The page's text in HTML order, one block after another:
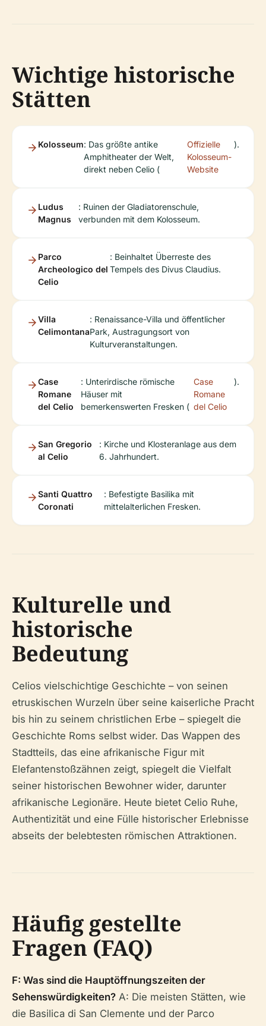
Wichtige historische
Stätten
Kolosseum: Das größte antike
Amphitheater der Welt,
direkt neben Celio (
Offizielle
Kolosseum-
Website
).
Ludus
Magnus
: Ruinen der Gladiatorenschule,
verbunden mit dem Kolosseum.
Parco
Archeologico del
Celio
: Beinhaltet Überreste des
Tempels des Divus Claudius.
Villa
Celimontana
: Renaissance-Villa und öffentlicher
Park, Austragungsort von
Kulturveranstaltungen.
Case
Romane
del Celio
: Unterirdische römische
Häuser mit
bemerkenswerten Fresken (
Case
Romane
del Celio
).
San Gregorio
al Celio
: Kirche und Klosteranlage aus dem
6. Jahrhundert.
Santi Quattro
Coronati
: Befestigte Basilika mit
mittelalterlichen Fresken.
Kulturelle und
historische
Bedeutung
Celios vielschichtige Geschichte – von seinen
etruskischen Wurzeln über seine kaiserliche Pracht
bis hin zu seinem christlichen Erbe – spiegelt die
Geschichte Roms selbst wider. Das Wappen des
Stadtteils, das eine afrikanische Figur mit
Elefantenstoßzähnen zeigt, spiegelt die Vielfalt
seiner historischen Bewohner wider, darunter
afrikanische Legionäre. Heute bietet Celio Ruhe,
Authentizität und eine Fülle historischer Erlebnisse
abseits der belebtesten römischen Attraktionen.
Häufig gestellte
Fragen (FAQ)
F: Was sind die Hauptöffnungszeiten der
Sehenswürdigkeiten? A: Die meisten Stätten, wie
die Basilica di San Clemente und der Parco